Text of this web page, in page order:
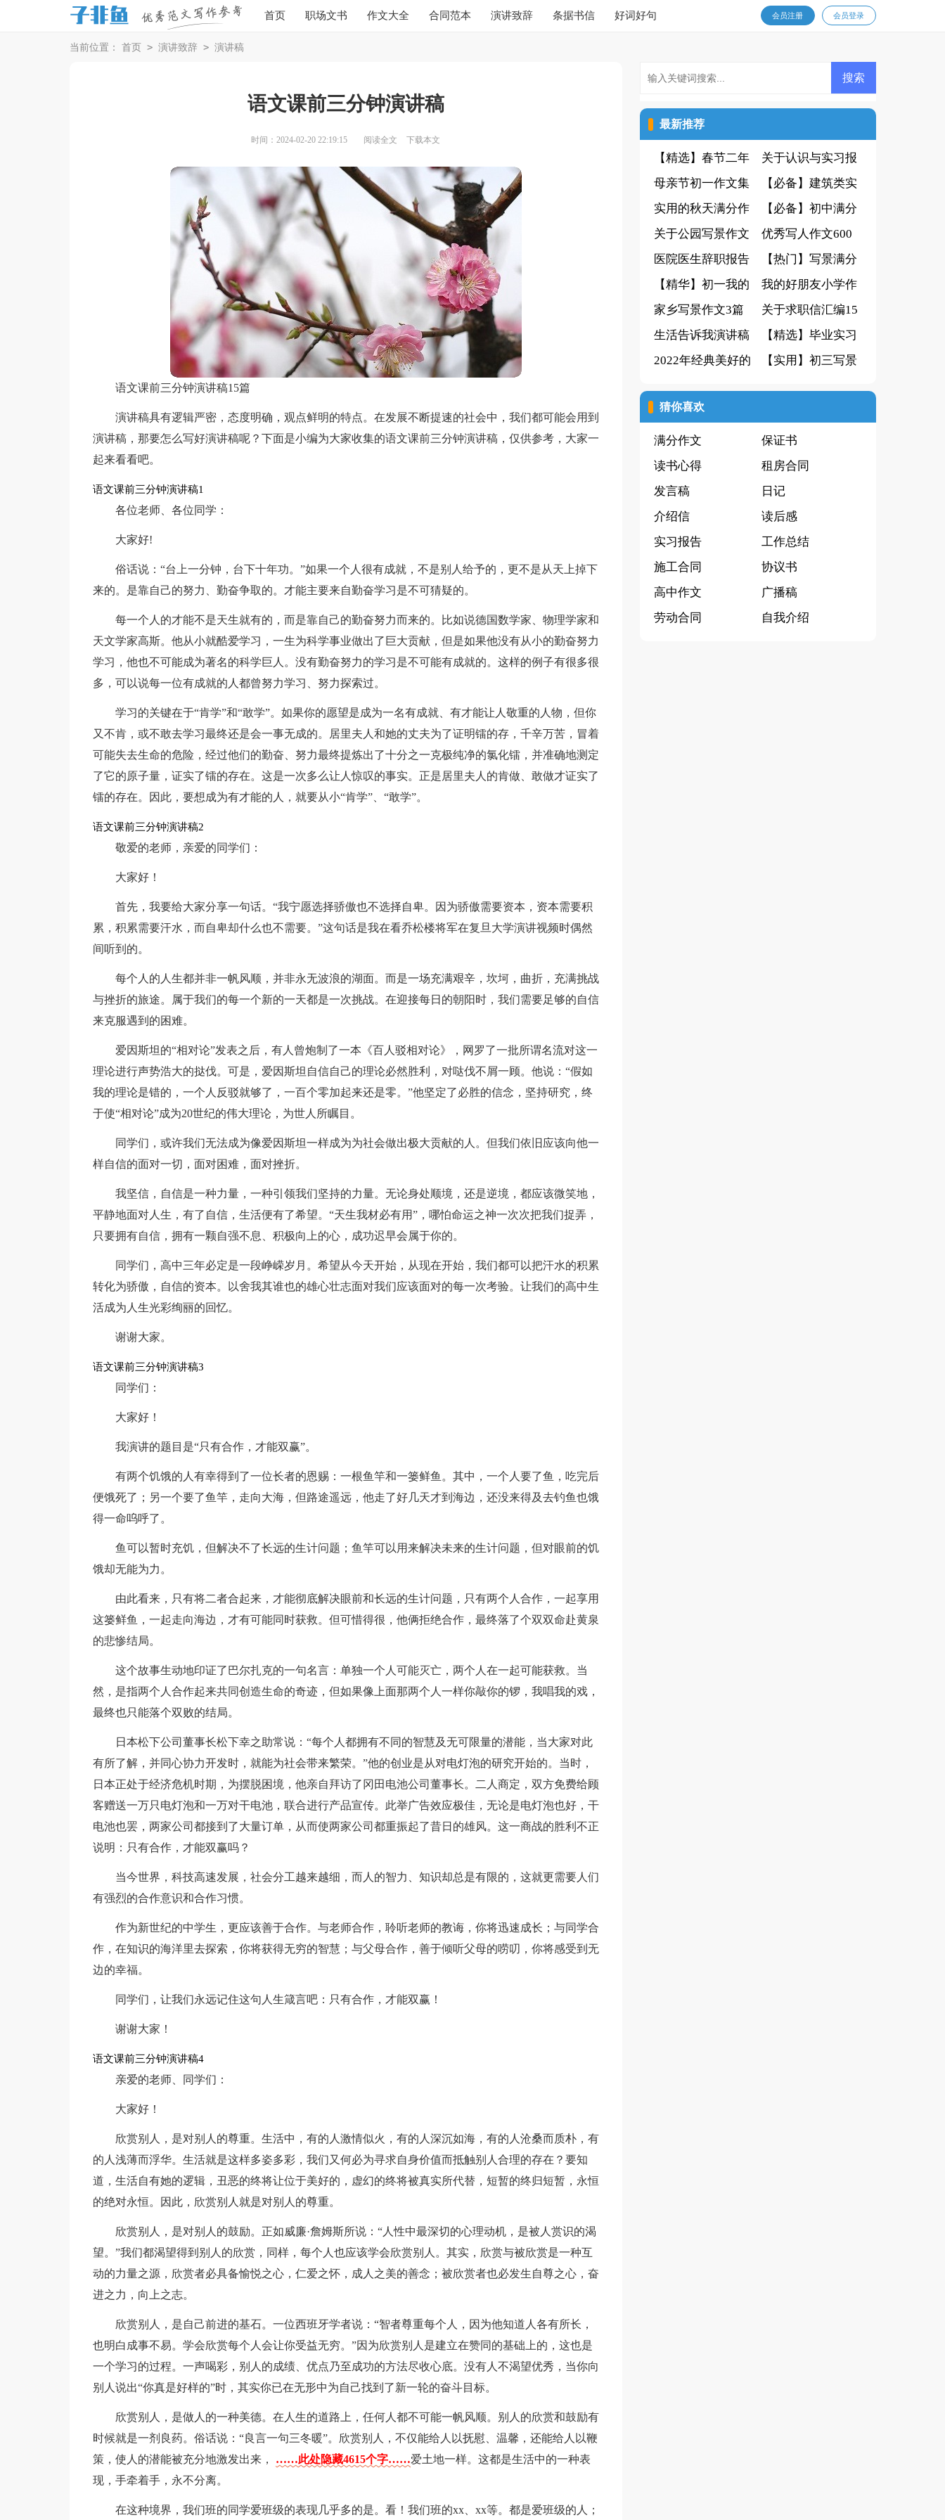
首页 职场文书 作文大全 合同范本 演讲致辞 条据书信 好词好句 会员登录
会员注册
当前位置： 首页 > 演讲致辞 > 演讲稿
语文课前三分钟演讲稿
时间：2024-02-20 22:19:15 阅读全文 下载本文
语文课前三分钟演讲稿15篇
演讲稿具有逻辑严密，态度明确，观点鲜明的特点。在发展不断提速的社会中，我们都可能会用到
演讲稿，那要怎么写好演讲稿呢？下面是小编为大家收集的语文课前三分钟演讲稿，仅供参考，大家一
起来看看吧。
语文课前三分钟演讲稿1
各位老师、各位同学：
大家好!
俗话说：“台上一分钟，台下十年功。”如果一个人很有成就，不是别人给予的，更不是从天上掉下
来的。是靠自己的努力、勤奋争取的。才能主要来自勤奋学习是不可猜疑的。
每一个人的才能不是天生就有的，而是靠自己的勤奋努力而来的。比如说德国数学家、物理学家和
天文学家高斯。他从小就酷爱学习，一生为科学事业做出了巨大贡献，但是如果他没有从小的勤奋努力
学习，他也不可能成为著名的科学巨人。没有勤奋努力的学习是不可能有成就的。这样的例子有很多很
多，可以说每一位有成就的人都曾努力学习、努力探索过。
学习的关键在于“肯学”和“敢学”。如果你的愿望是成为一名有成就、有才能让人敬重的人物，但你
又不肯，或不敢去学习最终还是会一事无成的。居里夫人和她的丈夫为了证明镭的存，千辛万苦，冒着
可能失去生命的危险，经过他们的勤奋、努力最终提炼出了十分之一克极纯净的氯化镭，并准确地测定
了它的原子量，证实了镭的存在。这是一次多么让人惊叹的事实。正是居里夫人的肯做、敢做才证实了
镭的存在。因此，要想成为有才能的人，就要从小“肯学”、“敢学”。
语文课前三分钟演讲稿2
敬爱的老师，亲爱的同学们：
大家好！
首先，我要给大家分享一句话。“我宁愿选择骄傲也不选择自卑。因为骄傲需要资本，资本需要积
累，积累需要汗水，而自卑却什么也不需要。”这句话是我在看乔松楼将军在复旦大学演讲视频时偶然
间听到的。
每个人的人生都并非一帆风顺，并非永无波浪的湖面。而是一场充满艰辛，坎坷，曲折，充满挑战
与挫折的旅途。属于我们的每一个新的一天都是一次挑战。在迎接每日的朝阳时，我们需要足够的自信
来克服遇到的困难。
爱因斯坦的“相对论”发表之后，有人曾炮制了一本《百人驳相对论》，网罗了一批所谓名流对这一
理论进行声势浩大的挞伐。可是，爱因斯坦自信自己的理论必然胜利，对哒伐不屑一顾。他说：“假如
我的理论是错的，一个人反驳就够了，一百个零加起来还是零。”他坚定了必胜的信念，坚持研究，终
于使“相对论”成为20世纪的伟大理论，为世人所瞩目。
同学们，或许我们无法成为像爱因斯坦一样成为为社会做出极大贡献的人。但我们依旧应该向他一
样自信的面对一切，面对困难，面对挫折。
我坚信，自信是一种力量，一种引领我们坚持的力量。无论身处顺境，还是逆境，都应该微笑地，
平静地面对人生，有了自信，生活便有了希望。“天生我材必有用”，哪怕命运之神一次次把我们捉弄，
只要拥有自信，拥有一颗自强不息、积极向上的心，成功迟早会属于你的。
同学们，高中三年必定是一段峥嵘岁月。希望从今天开始，从现在开始，我们都可以把汗水的积累
转化为骄傲，自信的资本。以舍我其谁也的雄心壮志面对我们应该面对的每一次考验。让我们的高中生
活成为人生光彩绚丽的回忆。
谢谢大家。
语文课前三分钟演讲稿3
同学们：
大家好！
我演讲的题目是“只有合作，才能双赢”。
有两个饥饿的人有幸得到了一位长者的恩赐：一根鱼竿和一篓鲜鱼。其中，一个人要了鱼，吃完后
便饿死了；另一个要了鱼竿，走向大海，但路途遥远，他走了好几天才到海边，还没来得及去钓鱼也饿
得一命呜呼了。
鱼可以暂时充饥，但解决不了长远的生计问题；鱼竿可以用来解决未来的生计问题，但对眼前的饥
饿却无能为力。
由此看来，只有将二者合起来，才能彻底解决眼前和长远的生计问题，只有两个人合作，一起享用
这篓鲜鱼，一起走向海边，才有可能同时获救。但可惜得很，他俩拒绝合作，最终落了个双双命赴黄泉
的悲惨结局。
这个故事生动地印证了巴尔扎克的一句名言：单独一个人可能灭亡，两个人在一起可能获救。当
然，是指两个人合作起来共同创造生命的奇迹，但如果像上面那两个人一样你敲你的锣，我唱我的戏，
最终也只能落个双败的结局。
日本松下公司董事长松下幸之助常说：“每个人都拥有不同的智慧及无可限量的潜能，当大家对此
有所了解，并同心协力开发时，就能为社会带来繁荣。”他的创业是从对电灯泡的研究开始的。当时，
日本正处于经济危机时期，为摆脱困境，他亲自拜访了冈田电池公司董事长。二人商定，双方免费给顾
客赠送一万只电灯泡和一万对干电池，联合进行产品宣传。此举广告效应极佳，无论是电灯泡也好，干
电池也罢，两家公司都接到了大量订单，从而使两家公司都重振起了昔日的雄风。这一商战的胜利不正
说明：只有合作，才能双赢吗？
当今世界，科技高速发展，社会分工越来越细，而人的智力、知识却总是有限的，这就更需要人们
有强烈的合作意识和合作习惯。
作为新世纪的中学生，更应该善于合作。与老师合作，聆听老师的教诲，你将迅速成长；与同学合
作，在知识的海洋里去探索，你将获得无穷的智慧；与父母合作，善于倾听父母的唠叨，你将感受到无
边的幸福。
同学们，让我们永远记住这句人生箴言吧：只有合作，才能双赢！
谢谢大家！
语文课前三分钟演讲稿4
亲爱的老师、同学们：
大家好！
欣赏别人，是对别人的尊重。生活中，有的人激情似火，有的人深沉如海，有的人沧桑而质朴，有
的人浅薄而浮华。生活就是这样多姿多彩，我们又何必为寻求自身价值而抵触别人合理的存在？要知
道，生活自有她的逻辑，丑恶的终将让位于美好的，虚幻的终将被真实所代替，短暂的终归短暂，永恒
的绝对永恒。因此，欣赏别人就是对别人的尊重。
欣赏别人，是对别人的鼓励。正如威廉·詹姆斯所说：“人性中最深切的心理动机，是被人赏识的渴
望。”我们都渴望得到别人的欣赏，同样，每个人也应该学会欣赏别人。其实，欣赏与被欣赏是一种互
动的力量之源，欣赏者必具备愉悦之心，仁爱之怀，成人之美的善念；被欣赏者也必发生自尊之心，奋
进之力，向上之志。
欣赏别人，是自己前进的基石。一位西班牙学者说：“智者尊重每个人，因为他知道人各有所长，
也明白成事不易。学会欣赏每个人会让你受益无穷。”因为欣赏别人是建立在赞同的基础上的，这也是
一个学习的过程。一声喝彩，别人的成绩、优点乃至成功的方法尽收心底。没有人不渴望优秀，当你向
别人说出“你真是好样的”时，其实你已在无形中为自己找到了新一轮的奋斗目标。
欣赏别人，是做人的一种美德。在人生的道路上，任何人都不可能一帆风顺。别人的欣赏和鼓励有
时候就是一剂良药。俗话说：“良言一句三冬暖”。欣赏别人，不仅能给人以抚慰、温馨，还能给人以鞭
策，使人的潜能被充分地激发出来， ……此处隐藏4615个字……爱土地一样。这都是生活中的一种表
现，手牵着手，永不分离。
在这种境界，我们班的同学爱班级的表现几乎多的是。看！我们班的xx、xx等。都是爱班级的人；
最新推荐
【精选】春节二年
级作文汇总五篇
关于认识与实习报
告四篇
母亲节初一作文集
合九篇
【必备】建筑类实
习报告3篇
实用的秋天满分作
文7篇
【必备】初中满分
作文8篇
关于公园写景作文
600字4篇
优秀写人作文600
字锦集5篇
医院医生辞职报告
范文集锦五篇
【热门】写景满分
作文合集八篇
【精华】初一我的
同学作文锦集六篇
我的好朋友小学作
文
家乡写景作文3篇
关于求职信汇编15
篇
生活告诉我演讲稿
【精选】毕业实习
报告集锦9篇
2022年经典美好的
锦集30条
【实用】初三写景
猜你喜欢
满分作文
保证书
读书心得
租房合同
发言稿
日记
介绍信
读后感
实习报告
工作总结
施工合同
协议书
高中作文
广播稿
劳动合同
自我介绍